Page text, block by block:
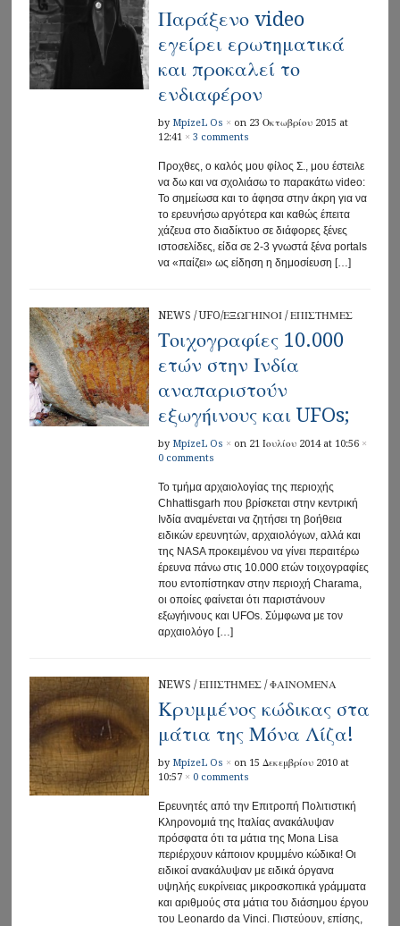
Παράξενο video
εγείρει ερωτηματικά
και προκαλεί το
ενδιαφέρον
by MpizeL Os × on 23 Οκτωβρίου 2015 at
12:41 × 3 comments
Προχθες, ο καλός μου φίλος Σ., μου έστειλε
να δω και να σχολιάσω το παρακάτω video:
Το σημείωσα και το άφησα στην άκρη για να
το ερευνήσω αργότερα και καθώς έπειτα
χάζευα στο διαδίκτυο σε διάφορες ξένες
ιστοσελίδες, είδα σε 2-3 γνωστά ξένα portals
να «παίζει» ως είδηση η δημοσίευση […]
NEWS /UFO/ΕΞΩΓΗΙΝΟΙ/ΕΠΙΣΤΗΜΕΣ
Τοιχογραφίες 10.000
ετών στην Ινδία
αναπαριστούν
εξωγήινους και UFOs;
by MpizeL Os × on 21 Ιουλίου 2014 at 10:56 ×
0 comments
Το τμήμα αρχαιολογίας της περιοχής
Chhattisgarh που βρίσκεται στην κεντρική
Ινδία αναμένεται να ζητήσει τη βοήθεια
ειδικών ερευνητών, αρχαιολόγων, αλλά και
της NASA προκειμένου να γίνει περαιτέρω
έρευνα πάνω στις 10.000 ετών τοιχογραφίες
που εντοπίστηκαν στην περιοχή Charama,
οι οποίες φαίνεται ότι παριστάνουν
εξωγήινους και UFOs. Σύμφωνα με τον
αρχαιολόγο […]
NEWS /ΕΠΙΣΤΗΜΕΣ/ΦΑΙΝΟΜΕΝΑ
Κρυμμένος κώδικας στα
μάτια της Μόνα Λίζα!
by MpizeL Os × on 15 Δεκεμβρίου 2010 at
10:57 × 0 comments
Ερευνητές από την Επιτροπή Πολιτιστική
Κληρονομιά της Ιταλίας ανακάλυψαν
πρόσφατα ότι τα μάτια της Mona Lisa
περιέρχουν κάποιον κρυμμένο κώδικα! Οι
ειδικοί ανακάλυψαν με ειδικά όργανα
υψηλής ευκρίνειας μικροσκοπικά γράμματα
και αριθμούς στα μάτια του διάσημου έργου
του Leonardo da Vinci. Πιστεύουν, επίσης,